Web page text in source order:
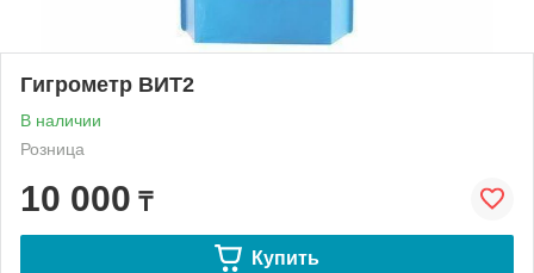
Гигрометр ВИТ2
В наличии
Розница
10 000 ₸
Купить